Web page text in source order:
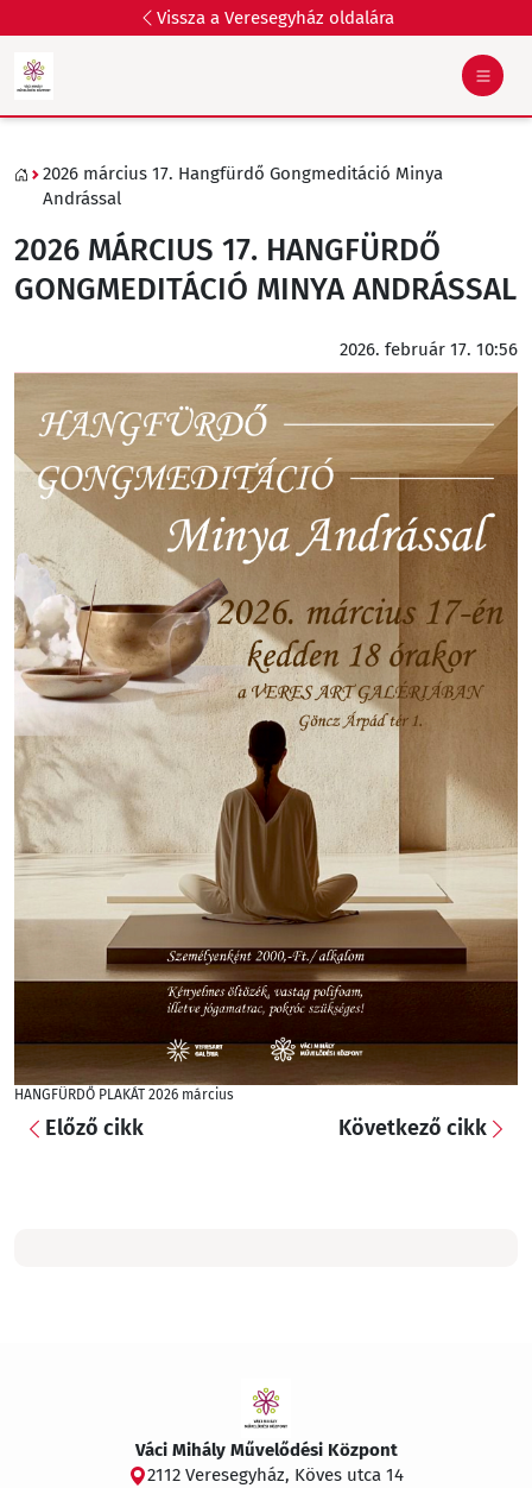
Vissza a Veresegyház oldalára
2026 március 17. Hangfürdő Gongmeditáció Minya
Andrással
2026 MÁRCIUS 17. HANGFÜRDŐ
GONGMEDITÁCIÓ MINYA ANDRÁSSAL
2026. február 17. 10:56
HANGFÜRDŐ PLAKÁT 2026 március
Előző cikk Következő cikk
Váci Mihály Művelődési Központ
2112 Veresegyház, Köves utca 14